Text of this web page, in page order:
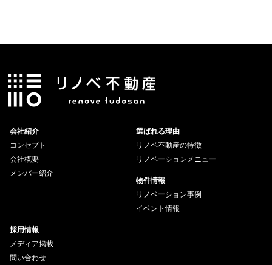
会社紹介
コンセプト
会社概要
メンバー紹介
選ばれる理由
リノベ不動産の特徴
リノベーションメニュー
物件情報
リノベーション事例
イベント情報
採用情報
メディア掲載
問い合わせ